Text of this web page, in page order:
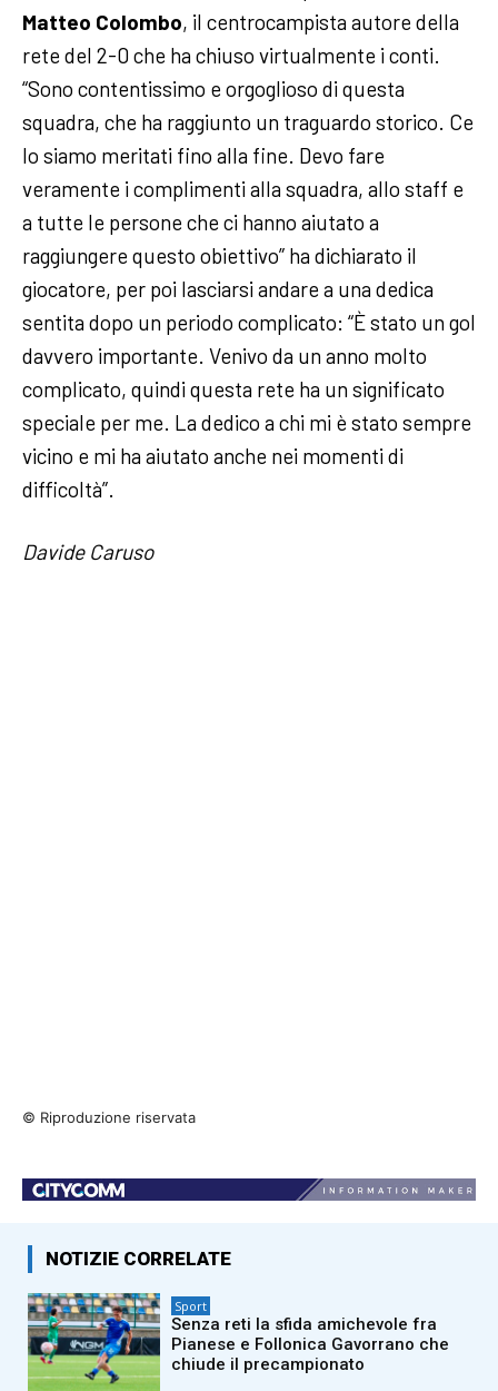
Matteo Colombo, il centrocampista autore della
rete del 2-0 che ha chiuso virtualmente i conti.
“Sono contentissimo e orgoglioso di questa
squadra, che ha raggiunto un traguardo storico. Ce
lo siamo meritati fino alla fine. Devo fare
veramente i complimenti alla squadra, allo staff e
a tutte le persone che ci hanno aiutato a
raggiungere questo obiettivo” ha dichiarato il
giocatore, per poi lasciarsi andare a una dedica
sentita dopo un periodo complicato: “È stato un gol
davvero importante. Venivo da un anno molto
complicato, quindi questa rete ha un significato
speciale per me. La dedico a chi mi è stato sempre
vicino e mi ha aiutato anche nei momenti di
difficoltà”.
Davide Caruso
© Riproduzione riservata
NOTIZIE CORRELATE
Sport
Senza reti la sfida amichevole fra
Pianese e Follonica Gavorrano che
chiude il precampionato